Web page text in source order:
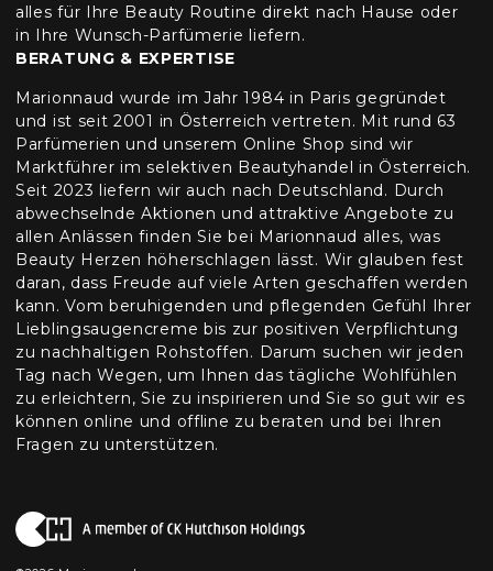
alles für Ihre Beauty Routine direkt nach Hause oder
in Ihre Wunsch-Parfümerie liefern.
BERATUNG & EXPERTISE
Marionnaud wurde im Jahr 1984 in Paris gegründet
und ist seit 2001 in Österreich vertreten. Mit rund 63
Parfümerien und unserem Online Shop sind wir
Marktführer im selektiven Beautyhandel in Österreich.
Seit 2023 liefern wir auch nach Deutschland. Durch
abwechselnde Aktionen und attraktive Angebote zu
allen Anlässen finden Sie bei Marionnaud alles, was
Beauty Herzen höherschlagen lässt. Wir glauben fest
daran, dass Freude auf viele Arten geschaffen werden
kann. Vom beruhigenden und pflegenden Gefühl Ihrer
Lieblingsaugencreme bis zur positiven Verpflichtung
zu nachhaltigen Rohstoffen. Darum suchen wir jeden
Tag nach Wegen, um Ihnen das tägliche Wohlfühlen
zu erleichtern, Sie zu inspirieren und Sie so gut wir es
können online und offline zu beraten und bei Ihren
Fragen zu unterstützen.